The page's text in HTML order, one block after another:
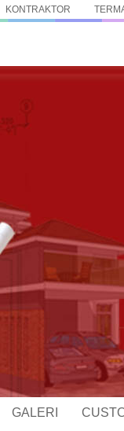
KONTRAKTOR
GALERI